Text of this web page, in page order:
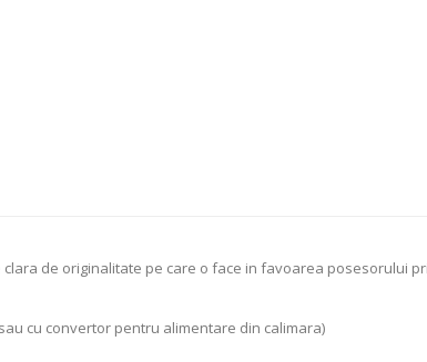
de originalitate pe care o face in favoarea posesorului
cu convertor pentru alimentare din calimara)